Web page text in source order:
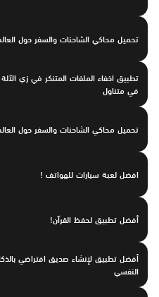
تحميل محاكي الشاحنات والسفر حول
تطبيق اخفاء الملفات المتنكر في زي
في متناول
تحميل محاكي الشاحنات والسفر حول
افضل لعبة سيارات للهواتف !
أفضل تطبيق لحفظ القرآن!
أفضل تطبيق لإنشاء صديق افتراضي
النفسي